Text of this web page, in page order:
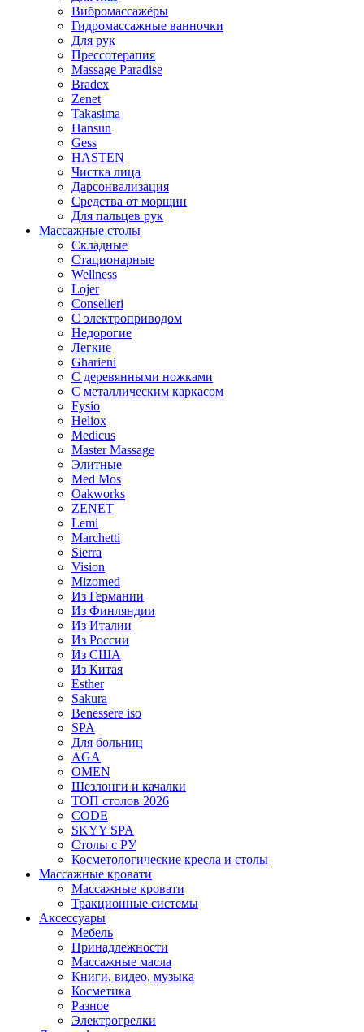
Вибромассажёры
Гидромассажные ванночки
Для рук
Прессотерапия
Massage Paradise
Bradex
Zenet
Takasima
Hansun
Gess
HASTEN
Чистка лица
Дарсонвализация
Средства от морщин
Для пальцев рук
Массажные столы
Складные
Стационарные
Wellness
Lojer
Conselieri
С электроприводом
Недорогие
Легкие
Gharieni
С деревянными ножками
С металлическим каркасом
Fysio
Heliox
Medicus
Master Massage
Элитные
Med Mos
Oakworks
ZENET
Lemi
Marchetti
Sierra
Vision
Mizomed
Из Германии
Из Финляндии
Из Италии
Из России
Из США
Из Китая
Esther
Sakura
Benessere iso
SPA
Для больниц
AGA
OMEN
Шезлонги и качалки
ТОП столов 2026
CODE
SKYY SPA
Столы с РУ
Косметологические кресла и столы
Массажные кровати
Массажные кровати
Тракционные системы
Аксессуары
Мебель
Принадлежности
Массажные масла
Книги, видео, музыка
Косметика
Разное
Электрогрелки